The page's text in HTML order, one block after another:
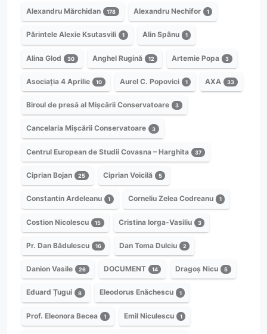
Alexandru Mărchidan 178 Alexandru Nechifor 1
Părintele Alexie Ksutasvili 1 Alin Spânu 1
Alina Glod 30 Anghel Rugină 12 Artemie Popa 3
Asociația 4 Aprilie 10 Aurel C. Popovici 1 AXA 33
Biroul de presă al Mișcării Conservatoare 3
Cancelaria Mișcării Conservatoare 3
Centrul European de Studii Covasna – Harghita 37
Ciprian Bojan 25 Ciprian Voicilă 5
Constantin Ardeleanu 1 Corneliu Zelea Codreanu 1
Costion Nicolescu 15 Cristina Iorga-Vasiliu 3
Pr. Dan Bădulescu 16 Dan Toma Dulciu 2
Danion Vasile 26 DOCUMENT 14 Dragoș Nicu 5
Eduard Țugui 8 Eleodorus Enăchescu 1
Prof. Eleonora Becea 1 Emil Niculescu 1